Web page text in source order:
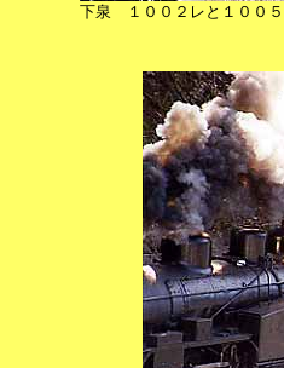
下泉 １００２レと１００